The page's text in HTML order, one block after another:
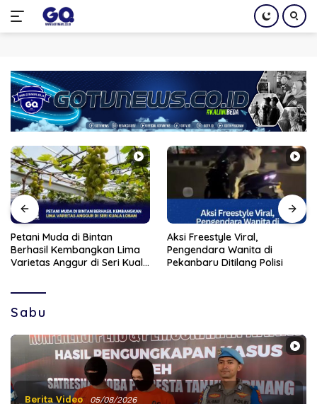
konten
Petani Muda di Bintan
Berhasil Kembangkan Lima
Varietas Anggur di Seri Kuala
Aksi Freestyle Viral,
Pengendara Wanita di
Pekanbaru Ditilang Polisi
Sabu
Berita Video 05/08/2026